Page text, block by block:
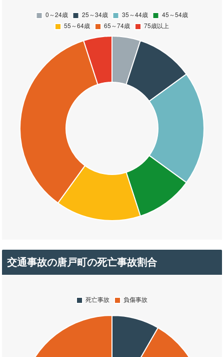
交通事故の唐戸町の死亡事故割合